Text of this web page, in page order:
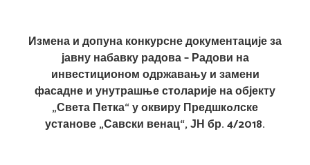
Измена и допуна конкурсне документације за
јавну набавку радова – Радови на
инвестиционом одржавању и замени
фасадне и унутрашње столарије на објекту
„Света Петка“ у оквиру Предшкoлске
установе „Савски венац“, ЈН бр. 4/2018.